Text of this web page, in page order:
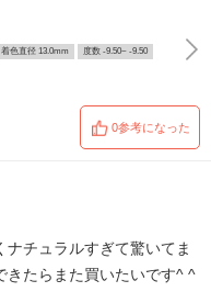
着色直径 13.0mm 度数 -9.50~ -9.50
0参考になった
チュラルすぎて驚いてま
きたらまた買いたいです^ ^